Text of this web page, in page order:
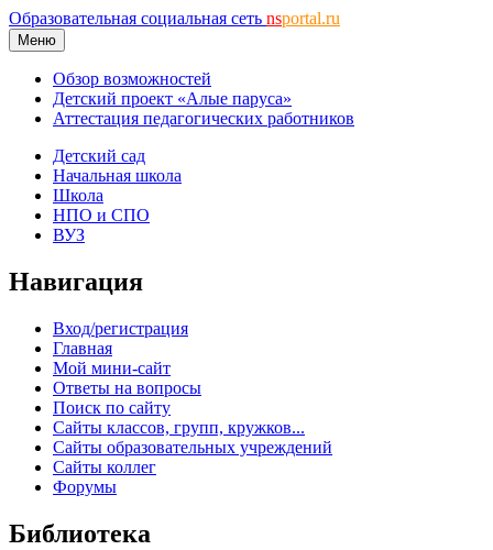
Образовательная социальная сеть nsportal.ru
Меню
Обзор возможностей
Детский проект «Алые паруса»
Аттестация педагогических работников
Детский сад
Начальная школа
Школа
НПО и СПО
ВУЗ
Навигация
Вход/регистрация
Главная
Мой мини-сайт
Ответы на вопросы
Поиск по сайту
Сайты классов, групп, кружков...
Сайты образовательных учреждений
Сайты коллег
Форумы
Библиотека